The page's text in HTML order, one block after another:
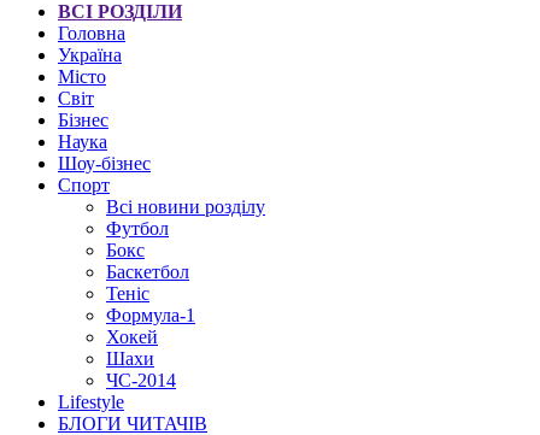
ВСІ РОЗДІЛИ
Головна
Україна
Місто
Світ
Бізнес
Наука
Шоу-бізнес
Спорт
Всі новини розділу
Футбол
Бокс
Баскетбол
Теніс
Формула-1
Хокей
Шахи
ЧС-2014
Lifestyle
БЛОГИ ЧИТАЧІВ